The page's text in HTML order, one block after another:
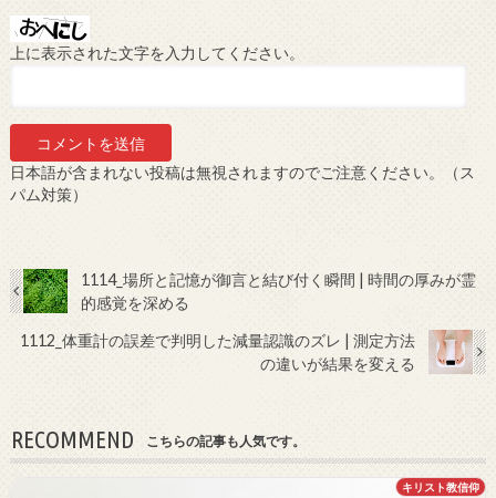
上に表示された文字を入力してください。
日本語が含まれない投稿は無視されますのでご注意ください。（ス
パム対策）
1114_場所と記憶が御言と結び付く瞬間 | 時間の厚みが霊
的感覚を深める
1112_体重計の誤差で判明した減量認識のズレ | 測定方法
の違いが結果を変える
RECOMMEND こちらの記事も人気です。
キリスト教信仰